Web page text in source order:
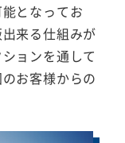
となってお
来る仕組みが
ョンを通して
お客様からの